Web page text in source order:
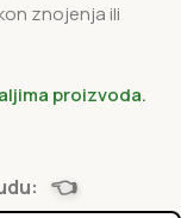
znojenja ili
proizvoda.
👈